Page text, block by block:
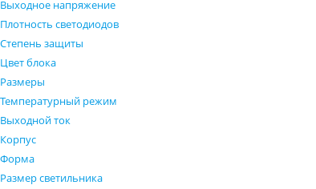
Выходное напряжение
Плотность светодиодов
Степень защиты
Цвет блока
Размеры
Температурный режим
Выходной ток
Корпус
Форма
Размер светильника